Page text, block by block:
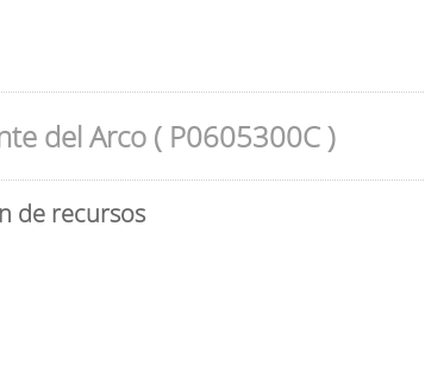
del Arco ( P0605300C )
de recursos